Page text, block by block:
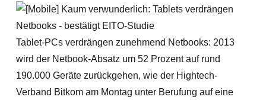
Tablet-PCs verdrängen zunehmend Netbooks: 2013
wird der Netbook-Absatz um 52 Prozent auf rund
190.000 Geräte zurückgehen, wie der Hightech-
Verband Bitkom am Montag unter Berufung auf eine